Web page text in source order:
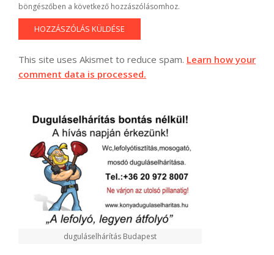
böngészőben a következő hozzászólásomhoz.
This site uses Akismet to reduce spam. Learn how your
comment data is processed.
duguláselhárítás Budapest